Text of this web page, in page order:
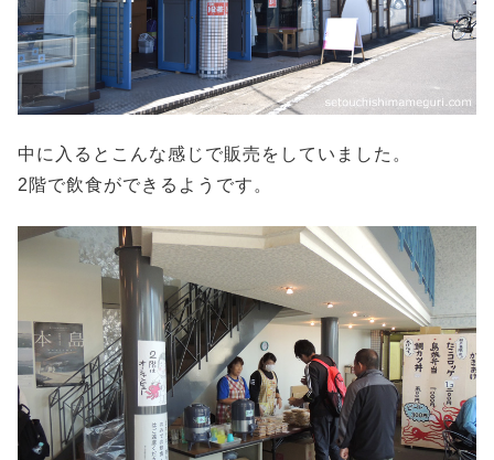
中に入るとこんな感じで販売をしていました。
2階で飲食ができるようです。